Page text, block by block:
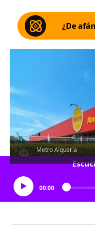
¿De
Metro Alquería
00:00